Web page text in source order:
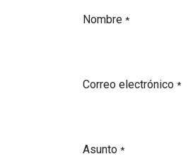
Nombre *
Correo electrónico *
Asunto *